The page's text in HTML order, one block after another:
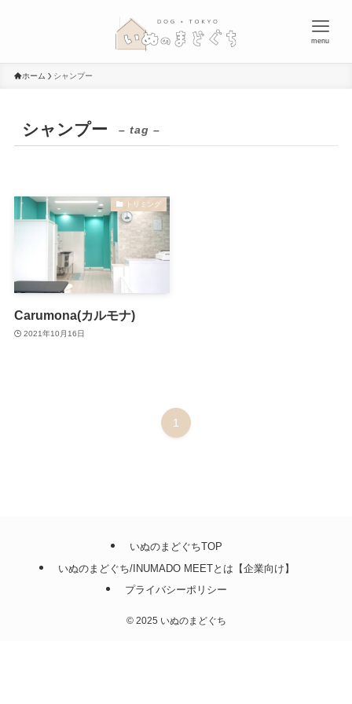
menu
ホーム シャンプー
シャンプー – tag –
トリミング
Carumona(カルモナ)
2021年10月16日
1
いぬのまどぐちTOP
いぬのまどぐち/INUMADO MEETとは【企業向け】
プライバシーポリシー
©2025 いぬのまどぐち